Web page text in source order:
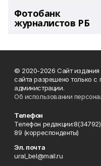
Фотобанк
журналистов РБ
© 2020-2026 Сайт
сайта разрешено только с
администрации.
Об использовании
Телефон
Телефон
89 (корреспонденты)
Эл. почта
ural_bel@mail.ru